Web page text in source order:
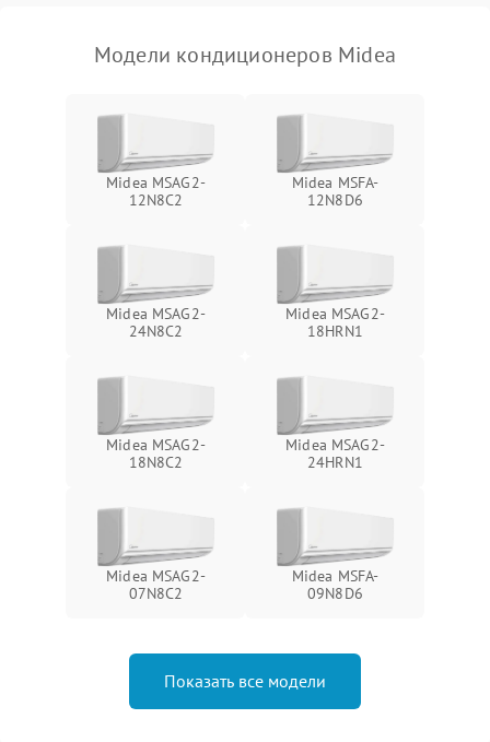
Модели кондиционеров Midea
Midea MSAG2-
12N8C2
Midea MSFA-
12N8D6
Midea MSAG2-
24N8C2
Midea MSAG2-
18HRN1
Midea MSAG2-
18N8C2
Midea MSAG2-
24HRN1
Midea MSAG2-
07N8C2
Midea MSFA-
09N8D6
Показать все модели